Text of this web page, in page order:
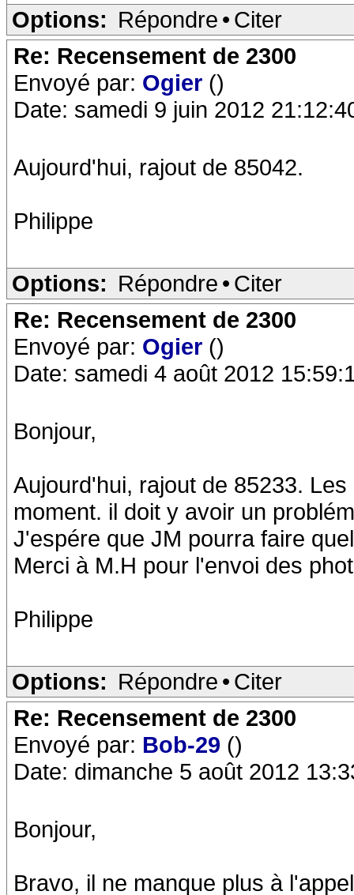
Options: Répondre • Citer
Re: Recensement de 2300
Envoyé par: Ogier ()
Date: samedi 9 juin 2012
Aujourd'hui, rajout de 85042.
Philippe
Options: Répondre • Citer
Re: Recensement de 2300
Envoyé par: Ogier ()
Date: samedi 4 août 2012
Bonjour,
Aujourd'hui, rajout de 85233.
moment. il doit y avoir un
J'espére que JM pourra faire
Merci à M.H pour l'envoi des
Philippe
Options: Répondre • Citer
Re: Recensement de 2300
Envoyé par: Bob-29 ()
Date: dimanche 5 août 2012
Bonjour,
Bravo, il ne manque plus à